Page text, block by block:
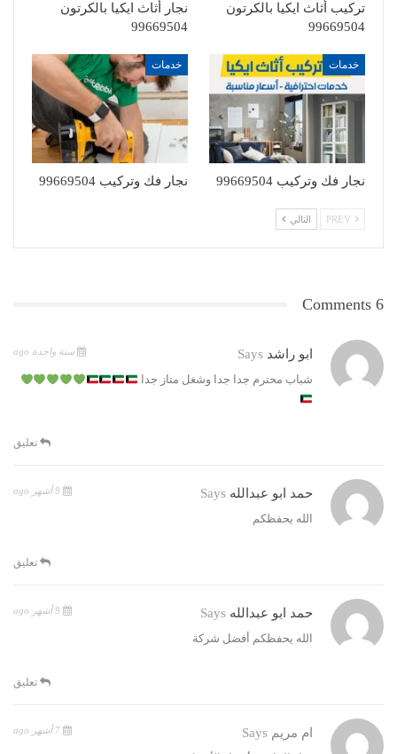
تركيب أثاث ايكيا بالكرتون
99669504
نجار أثاث ايكيا بالكرتون
99669504
خدمات
نجار فك وتركيب 99669504
خدمات
نجار فك وتركيب 99669504
التالي
6 Comments
ابو راشد Says سنة واحدة ago
شباب محترم جدا جدا وشغل متاز جدا
تعليق
حمد ابو عبدالله Says
الله يحفظكم
تعليق
حمد ابو عبدالله Says
الله يحفظكم أفضل شركة
تعليق
ام مريم Says